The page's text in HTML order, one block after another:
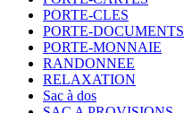
PORTE-CLES
PORTE-DOCUMENTS
PORTE-MONNAIE
RANDONNEE
RELAXATION
Sac à dos